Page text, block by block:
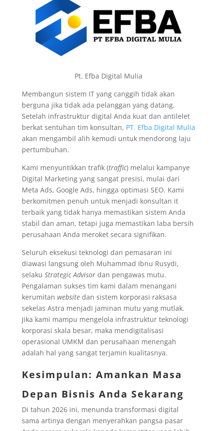
Pt. Efba Digital Mulia
Membangun sistem IT yang canggih tidak akan
berguna jika tidak ada pelanggan yang datang.
Setelah infrastruktur digital Anda kuat dan antilelet
berkat sentuhan tim konsultan, PT. Efba Digital Mulia
akan mengambil alih kemudi untuk mendorong laju
pertumbuhan.
Kami menyuntikkan trafik (traffic) melalui kampanye
Digital Marketing yang sangat presisi, mulai dari
Meta Ads, Google Ads, hingga optimasi SEO. Kami
berkomitmen penuh untuk menjadi konsultan it
terbaik yang tidak hanya memastikan sistem Anda
stabil dan aman, tetapi juga memastikan laba bersih
perusahaan Anda meroket secara signifikan.
Seluruh eksekusi teknologi dan pemasaran ini
diawasi langsung oleh Muhammad Ibnu Rusydi,
selaku Strategic Advisordan pengawas mutu.
Pengalaman sukses tim kami dalam menangani
kerumitan websitedan sistem korporasi raksasa
sekelas Astra menjadi jaminan mutu yang mutlak.
Jika kami mampu mengelola infrastruktur teknologi
korporasi skala besar, maka mendigitalisasi
operasional UMKM dan perusahaan menengah
adalah hal yang sangat terjamin kualitasnya.
Kesimpulan: Amankan Masa
Depan Bisnis Anda Sekarang
Di tahun 2026 ini, menunda transformasi digital
sama artinya dengan menyerahkan pangsa pasar